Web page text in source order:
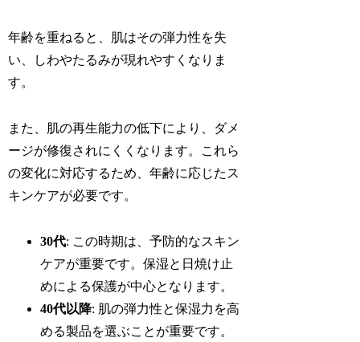
年齢を重ねると、肌はその弾力性を失
い、しわやたるみが現れやすくなりま
す。
また、肌の再生能力の低下により、ダメ
ージが修復されにくくなります。これら
の変化に対応するため、年齢に応じたス
キンケアが必要です。
30代: この時期は、予防的なスキン
ケアが重要です。保湿と日焼け止
めによる保護が中心となります。
40代以降: 肌の弾力性と保湿力を高
める製品を選ぶことが重要です。